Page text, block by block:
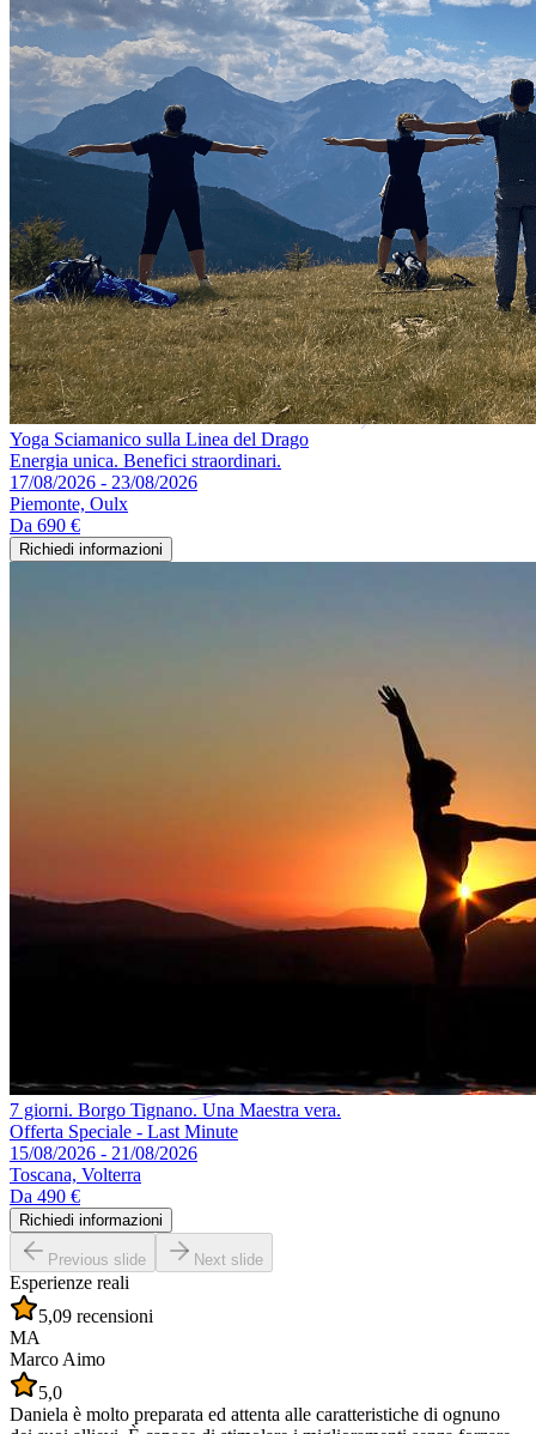
Yoga Sciamanico sulla Linea del Drago
Energia unica. Benefici straordinari.
17/08/2026 - 23/08/2026
Piemonte, Oulx
Da 690 €
Richiedi informazioni
7 giorni. Borgo Tignano. Una Maestra vera.
Offerta Speciale - Last Minute
15/08/2026 - 21/08/2026
Toscana, Volterra
Da 490 €
Richiedi informazioni
Previous slide Next slide
Esperienze reali
5,09 recensioni
MA
Marco Aimo
5,0
Daniela è molto preparata ed attenta alle caratteristiche di ognuno